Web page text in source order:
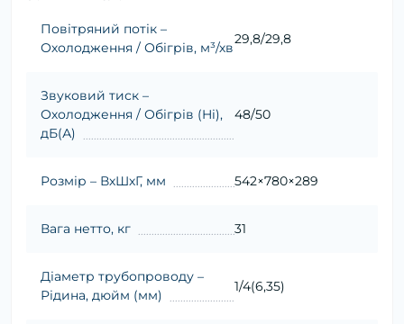
Повітряний потік –
Охолодження / Обігрів, м³/хв
29,8/29,8
Звуковий тиск –
Охолодження / Обігрів (Hi),
дБ(А)
48/50
Розмір – ВхШхГ, мм 542×780×289
Вага нетто, кг 31
Діаметр трубопроводу –
Рідина, дюйм (мм)
1/4(6,35)